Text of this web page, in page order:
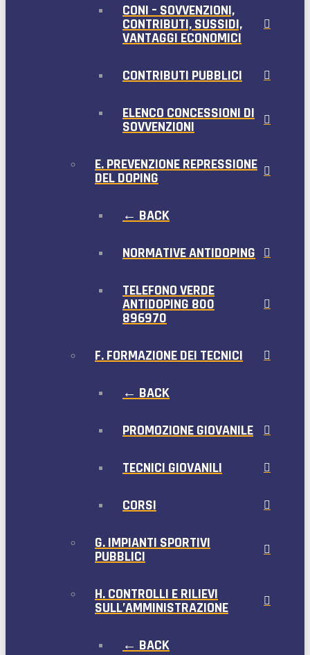
CONI – SOVVENZIONI,
CONTRIBUTI, SUSSIDI,
VANTAGGI ECONOMICI
CONTRIBUTI PUBBLICI
ELENCO CONCESSIONI DI
SOVVENZIONI
E. PREVENZIONE REPRESSIONE
DEL DOPING
← BACK
NORMATIVE ANTIDOPING
TELEFONO VERDE
ANTIDOPING 800
896970
F. FORMAZIONE DEI TECNICI
← BACK
PROMOZIONE GIOVANILE
TECNICI GIOVANILI
CORSI
G. IMPIANTI SPORTIVI
PUBBLICI
H. CONTROLLI E RILIEVI
SULL’AMMINISTRAZIONE
← BACK